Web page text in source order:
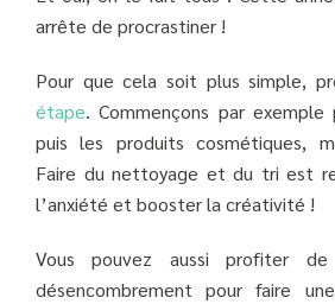
arrête de procrastiner !
Pour que cela soit plus simple,
étape. Commençons par
puis les produits cosmétiques,
Faire du nettoyage et du tri est
l’anxiété et booster la créativité !
Vous pouvez aussi profiter
désencombrement pour faire